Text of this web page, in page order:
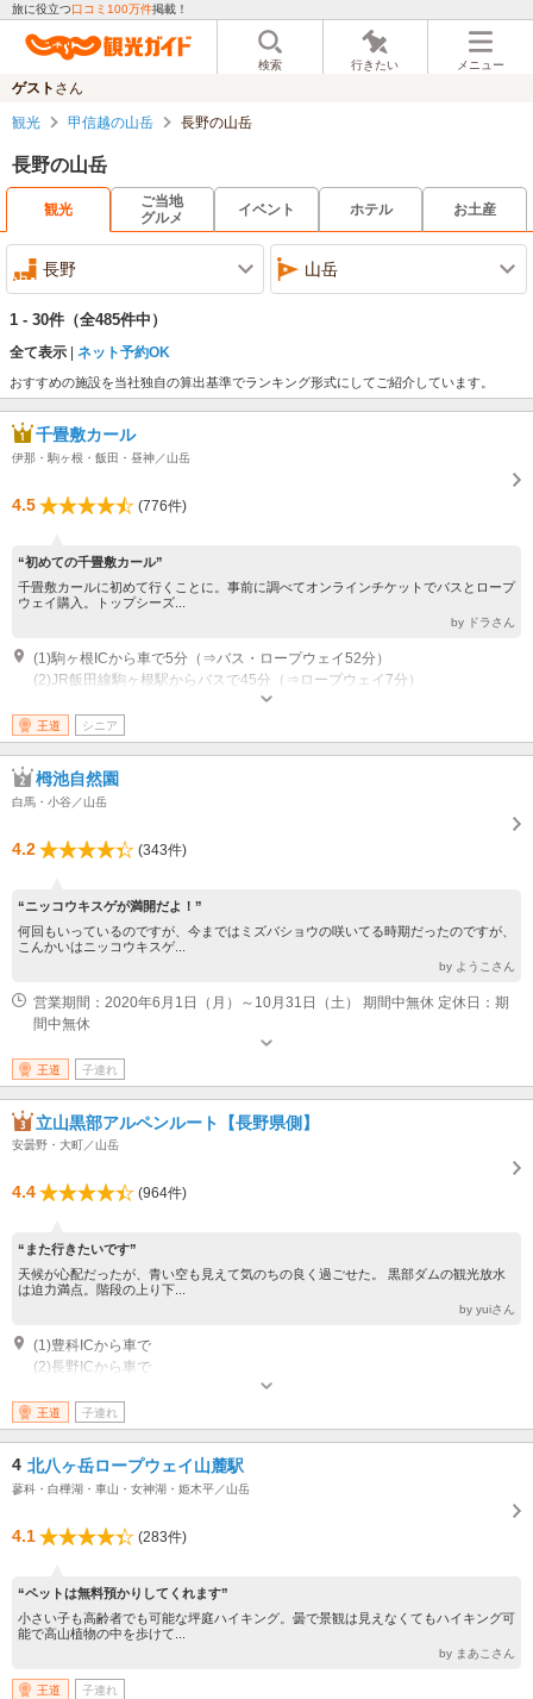
旅に役立つ口コミ100万件掲載！
検索 行きたい メニュー
ゲスト さん
観光 甲信越の山岳 長野の山岳
長野の山岳
観光
ご当地
グルメ
イベント ホテル お土産
長野 山岳
1 - 30件 （全485件中）
全て表示 ネット予約OK
おすすめの施設を当社独自の算出基準でランキング形式にしてご紹介しています。
千畳敷カール
伊那・駒ヶ根・飯田・昼神／山岳
4.5 (776件)
“初めての千畳敷カール”
千畳敷カールに初めて行くことに。事前に調べてオンラインチケットでバスとロープ
ウェイ購入。トップシーズ...
by ドラさん
(1)駒ヶ根ICから車で5分（⇒バス・ロープウェイ52分）
(2)JR飯田線駒ヶ根駅からバスで45分（⇒ロープウェイ7分）
営業：通年来場できるが、ロープウェイ利用の場合にはメンテナンス運休あ
り
王道 シニア
栂池自然園
白馬・小谷／山岳
4.2 (343件)
“ニッコウキスゲが満開だよ！”
何回もいっているのですが、今まではミズバショウの咲いてる時期だったのですが、
こんかいはニッコウキスゲ...
by ようこさん
営業期間：2020年6月1日（月）～10月31日（土） 期間中無休 定休日：期
間中無休
王道 子連れ
立山黒部アルペンルート【長野県側】
安曇野・大町／山岳
4.4 (964件)
“また行きたいです”
天候が心配だったが、青い空も見えて気のちの良く過ごせた。 黒部ダムの観光放水
は迫力満点。階段の上り下...
by yuiさん
(1)豊科ICから車で
(2)長野ICから車で
王道 子連れ
4 北八ヶ岳ロープウェイ山麓駅
蓼科・白樺湖・車山・女神湖・姫木平／山岳
4.1 (283件)
“ペットは無料預かりしてくれます”
小さい子も高齢者でも可能な坪庭ハイキング。曇で景観は見えなくてもハイキング可
能で高山植物の中を歩けて...
by まあこさん
王道 子連れ